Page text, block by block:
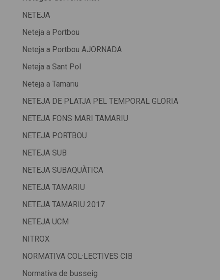
NETEJA
Neteja a Portbou
Neteja a Portbou AJORNADA
Neteja a Sant Pol
Neteja a Tamariu
NETEJA DE PLATJA PEL TEMPORAL GLORIA
NETEJA FONS MARI TAMARIU
NETEJA PORTBOU
NETEJA SUB
NETEJA SUBAQUÀTICA
NETEJA TAMARIU
NETEJA TAMARIU 2017
NETEJA UCM
NITROX
NORMATIVA COL·LECTIVES CIB
Normativa de busseig